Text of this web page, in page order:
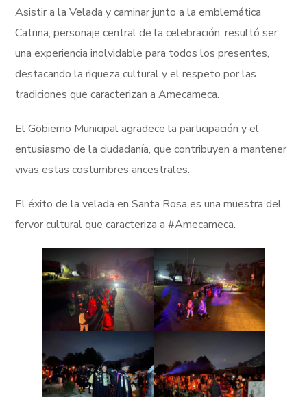
Asistir a la Velada y caminar junto a la emblemática
Catrina, personaje central de la celebración, resultó ser
una experiencia inolvidable para todos los presentes,
destacando la riqueza cultural y el respeto por las
tradiciones que caracterizan a Amecameca.
El Gobierno Municipal agradece la participación y el
entusiasmo de la ciudadanía, que contribuyen a mantener
vivas estas costumbres ancestrales.
El éxito de la velada en Santa Rosa es una muestra del
fervor cultural que caracteriza a #Amecameca.